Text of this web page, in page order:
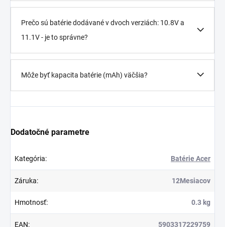
Prečo sú batérie dodávané v dvoch verziách: 10.8V a
11.1V - je to správne?
Môže byť kapacita batérie (mAh) väčšia?
Dodatočné parametre
Kategória: Batérie Acer
Záruka: 12Mesiacov
Hmotnosť: 0.3 kg
EAN: 5903317229759